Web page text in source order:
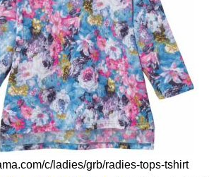
c/ladies/grb/radies-tops-tshirt